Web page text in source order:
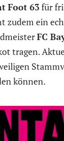
Foot 63für
zudem ein
FC
tragen.
können.